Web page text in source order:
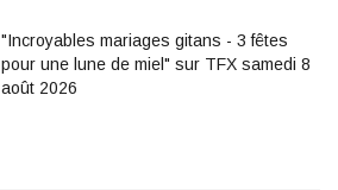
"Incroyables mariages gitans - 3 fêtes
pour une lune de miel" sur TFX samedi 8
août 2026